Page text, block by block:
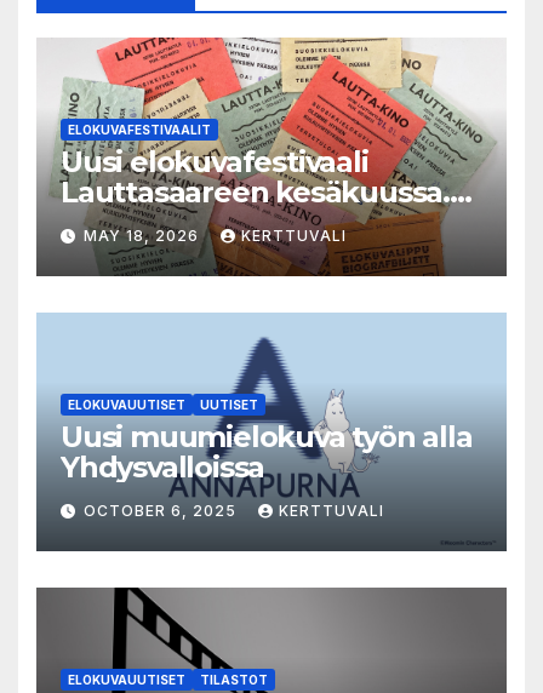
ELOKUVAFESTIVAALIT
Uusi elokuvafestivaali
Lauttasaareen kesäkuussa.
LAUTTA-KINO esittää kaikki
elokuvat 35mm-filmiltä.
MAY 18, 2026 KERTTUVALI
ELOKUVAUUTISET UUTISET
Uusi muumielokuva työn alla
Yhdysvalloissa
OCTOBER 6, 2025 KERTTUVALI
ELOKUVAUUTISET TILASTOT